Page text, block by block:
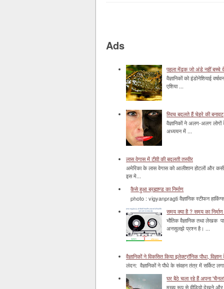
Ads
पहला मेंढक जो अंडे नहीं बच्चे
वैज्ञानिकों को इंडोनेशियाई
एशिया ...
स्विच बदलते हैं चेहरे की बनावट
वैज्ञानिकों ने अलग-अलग
अध्ययन में ...
लास वेगास में टीवी की बदलती तस्वीर
अमेरिका के लास वेगास को आलीशान होटलों और
इस मे...
कैसे हुआ ब्रह्माण्ड का निर्माण
photo : vigyanpragti वैज्ञानिक स्टीफन
समय क्या है ? समय का
भौतिक वैज्ञानिक तथा
अनसुलझे प्रश्न है। ...
वैज्ञानिकों ने विकसित किया इलेक्ट्रॉनिक पौधा,
लंदन: वैज्ञानिकों ने पौधे के संवहन तंत्र में सर्किट
घर बैठे चला रहे हैं अपना 'चैनल'
मुख्य रूप से वीडियो देखने और